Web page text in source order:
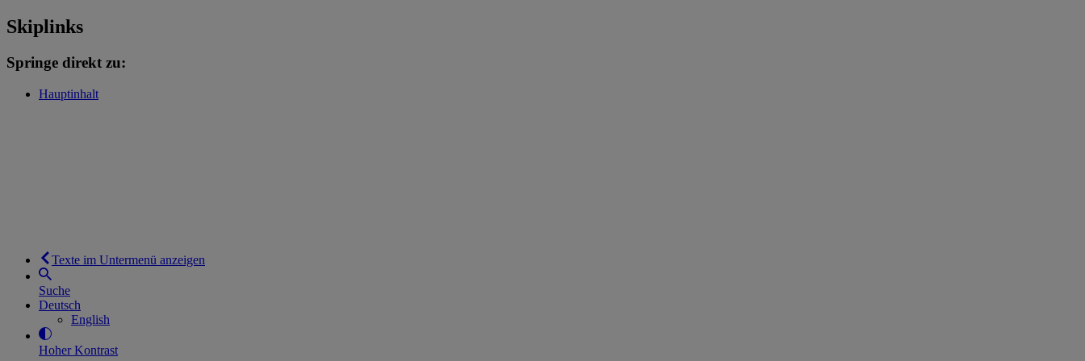
Skiplinks
Springe direkt zu:
Hauptinhalt
Texte im Untermenü anzeigen
Suche
Deutsch
English
Hoher Kontrast